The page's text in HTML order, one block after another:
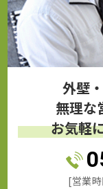
外壁
無理な
お気軽
[営業